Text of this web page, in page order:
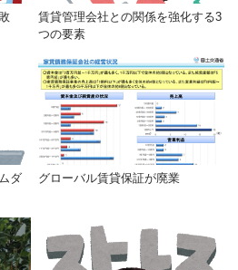
賃貸管理会社との関係を強化する3
つの要素
ダ
グローバル賃貸保証が廃業